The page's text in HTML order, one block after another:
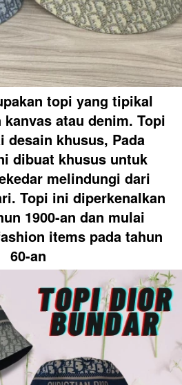
topi yang tipikal
atau denim. Topi
desain khusus, Pada
dibuat khusus untuk
melindungi dari
Topi ini diperkenalkan
1900-an dan mulai
items pada tahun
60-an